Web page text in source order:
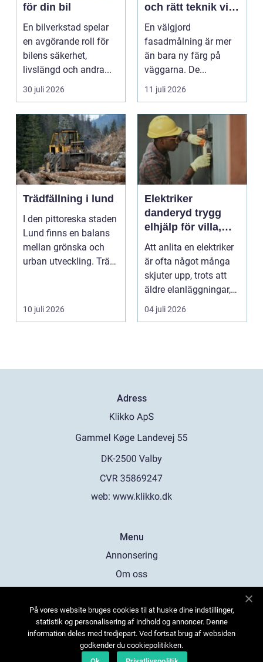
för din bil
En bilverkstad spelar
en avgörande roll för
bilens säkerhet,
livslängd och andra...
30 juli 2026
och rätt teknik vid
fasadmålning
En välgjord
fasadmålning är mer
än bara ny färg på
väggarna. De...
11 juli 2026
Trädfällning i lund
I den pittoreska staden
Lund finns en balans
mellan grönska och
urban utveckling. Träd
10 juli 2026
Elektriker
danderyd trygg
elhjälp för villa,
lägenhet och
företag
Att anlita en elektriker
är ofta något många
skjuter upp, trots att
äldre elanläggningar,
provisoris...
04 juli 2026
Adress
web: www.klikko.dk
Menu
Annonsering
Om oss
Kontakta oss
Sitemap
På vores website bruges cookies til at huske dine indstillinger,
statistik og personalisering af indhold og annoncer. Denne
information deles med tredjepart. Ved fortsat brug af websiden
godkender du cookiepolitikken.